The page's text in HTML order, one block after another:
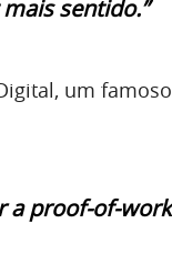
sentido.”
um famoso
a proof-of-work